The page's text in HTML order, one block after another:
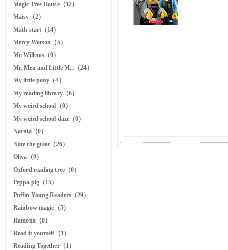
Magic Tree House（12）
Maisy（2）
Math start（14）
Mercy Watson（5）
Mo Willems（0）
Mr. Men and Little M...（24）
My little pony（4）
My reading library（6）
My weird school（0）
My weird school daze（0）
Narnia（0）
Nate the great（26）
Oliva（9）
Oxford reading tree（0）
Peppa pig（15）
Puffin Young Readers（29）
Rainbow magic（5）
Ramona（0）
Read it yourself（1）
Reading Together（1）